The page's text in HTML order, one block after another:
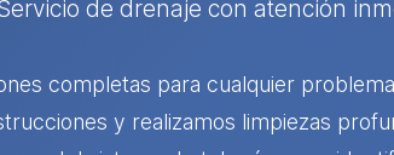
de drenaje con atención
completas para cualquier
y realizamos limpiezas